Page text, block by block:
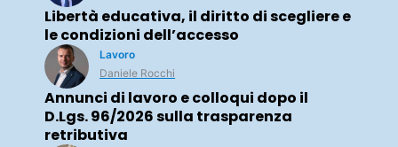
Libertà educativa, il diritto di scegliere e
le condizioni dell’accesso
Lavoro
Daniele Rocchi
Annunci di lavoro e colloqui dopo il
D.Lgs. 96/2026 sulla trasparenza
retributiva